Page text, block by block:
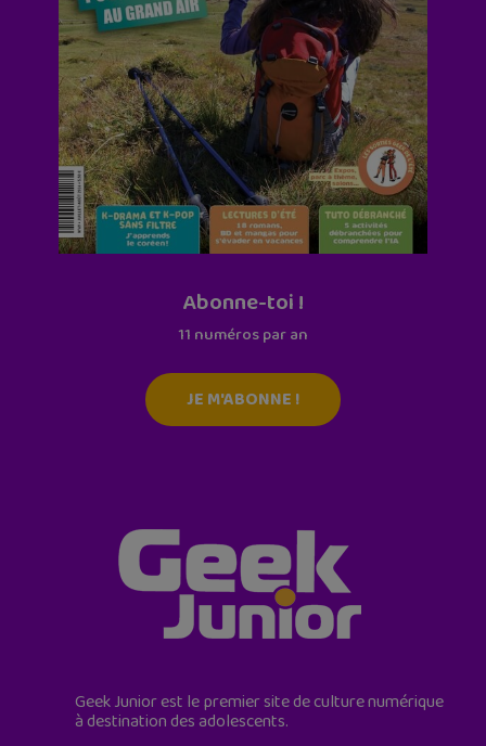
Abonne-toi !
11 numéros par an
JE M'ABONNE !
Geek Junior est le premier site de culture numérique
à destination des adolescents.